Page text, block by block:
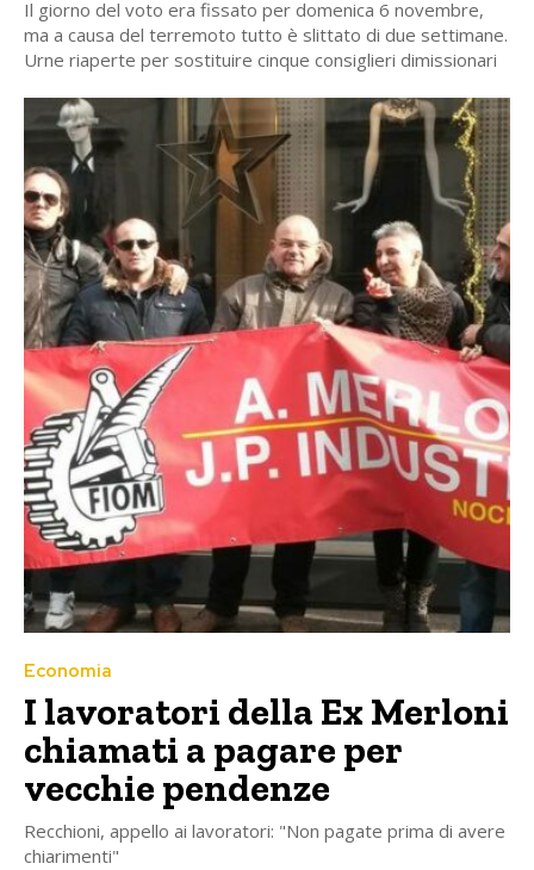
Il giorno del voto era fissato per domenica 6 novembre,
ma a causa del terremoto tutto è slittato di due settimane.
Urne riaperte per sostituire cinque consiglieri dimissionari
Economia
I lavoratori della Ex Merloni
chiamati a pagare per
vecchie pendenze
Recchioni, appello ai lavoratori: "Non pagate prima di avere
chiarimenti"